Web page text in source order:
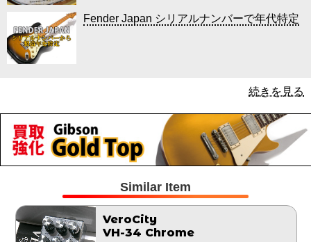
Fender Japan シリアルナンバーで年代特定
続きを見る
Similar Item
VeroCity
VH-34 Chrome